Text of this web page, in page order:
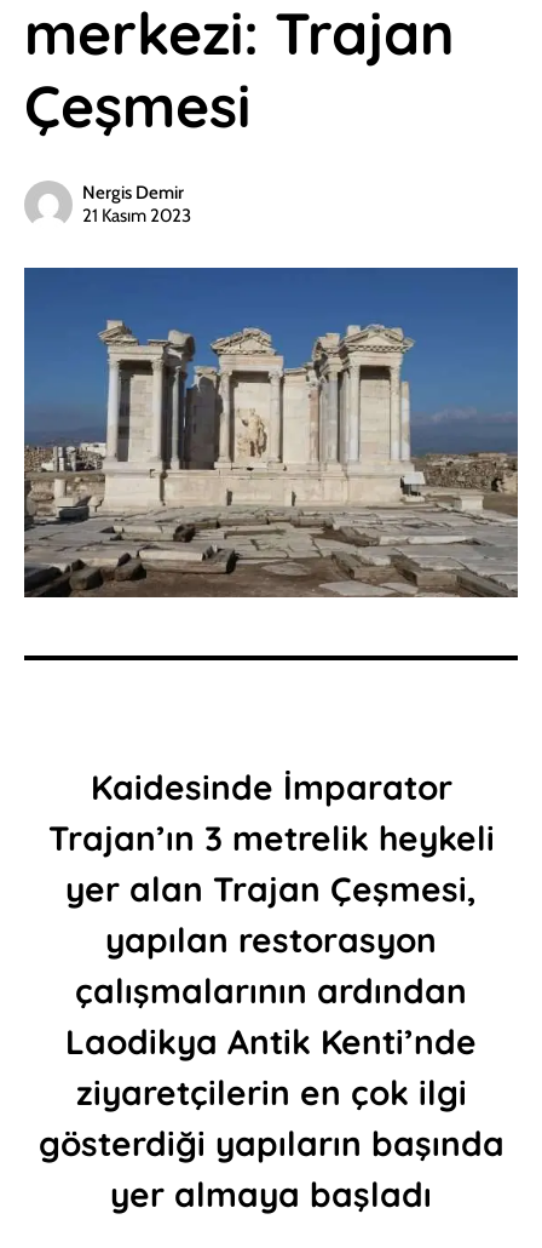
merkezi: Trajan
Çeşmesi
Nergis Demir
21 Kasım 2023
Kaidesinde İmparator
Trajan’ın 3 metrelik heykeli
yer alan Trajan Çeşmesi,
yapılan restorasyon
çalışmalarının ardından
Laodikya Antik Kenti’nde
ziyaretçilerin en çok ilgi
gösterdiği yapıların başında
yer almaya başladı